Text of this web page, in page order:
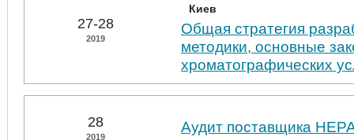
27-28
2019
Киев
Общая стратегия
методики, основные
хроматографических
28
2019
Аудит поставщика